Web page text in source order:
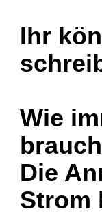
Ihr
Wie
Die
Strom